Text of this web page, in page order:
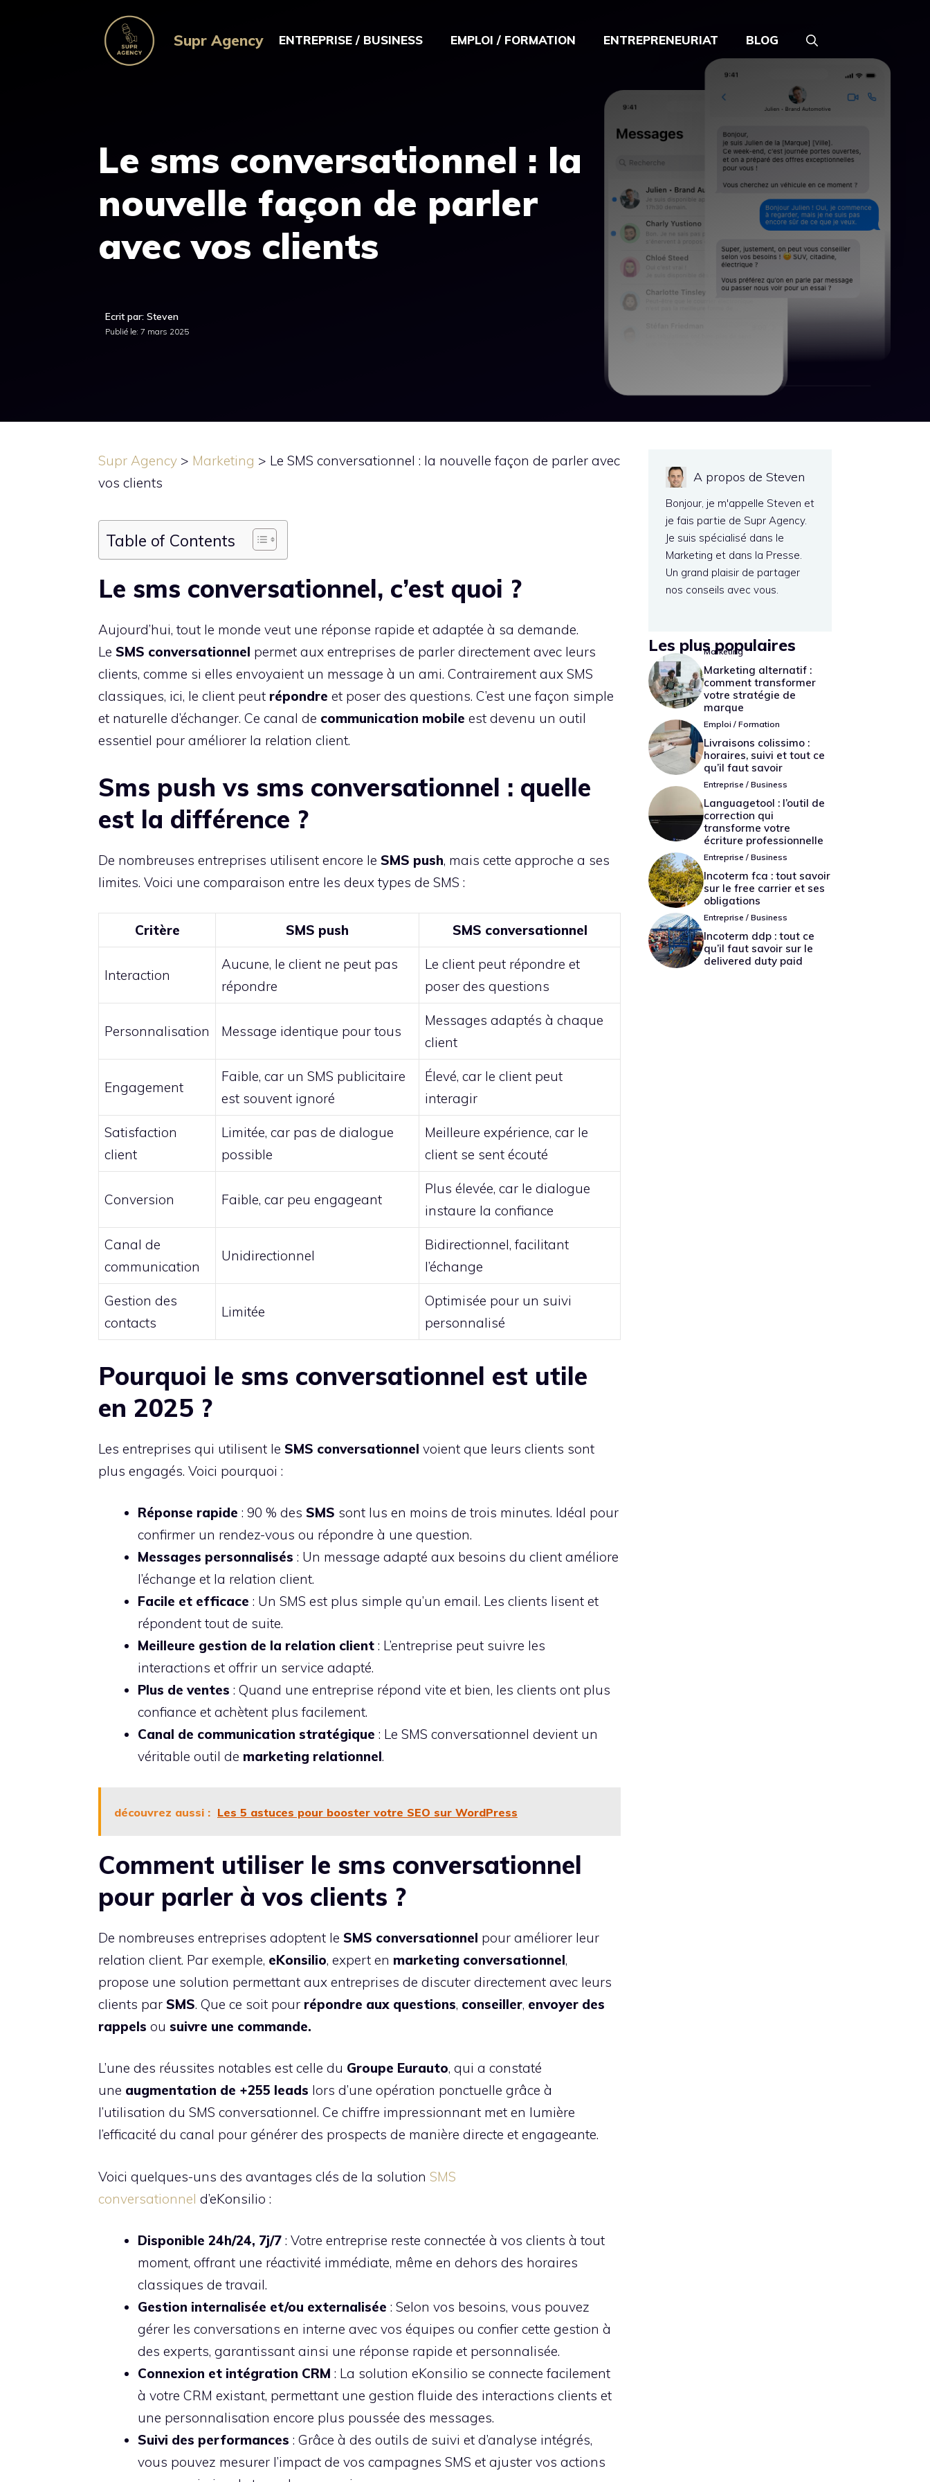
Supr Agency ENTREPRISE / BUSINESS EMPLOI / FORMATION ENTREPRENEURIAT BLOG
Le sms conversationnel : la
nouvelle façon de parler
avec vos clients
Ecrit par: Steven
Publié le: 7 mars 2025
Supr Agency > Marketing > Le SMS conversationnel : la nouvelle façon de parler avec
vos clients
Table of Contents
Le sms conversationnel, c’est quoi ?
Aujourd’hui, tout le monde veut une réponse rapide et adaptée à sa demande.
Le SMS conversationnel permet aux entreprises de parler directement avec leurs
clients, comme si elles envoyaient un message à un ami. Contrairement aux SMS
classiques, ici, le client peut répondre et poser des questions. C’est une façon simple
et naturelle d’échanger. Ce canal de communication mobile est devenu un outil
essentiel pour améliorer la relation client.
Sms push vs sms conversationnel : quelle
est la différence ?
De nombreuses entreprises utilisent encore le SMS push, mais cette approche a ses
limites. Voici une comparaison entre les deux types de SMS :
Critère SMS push SMS conversationnel
Interaction
Aucune, le client ne peut pas
répondre
Le client peut répondre et
poser des questions
Personnalisation Message identique pour tous
Messages adaptés à chaque
client
Engagement
Faible, car un SMS publicitaire
est souvent ignoré
Élevé, car le client peut
interagir
Satisfaction
client
Limitée, car pas de dialogue
possible
Meilleure expérience, car le
client se sent écouté
Conversion Faible, car peu engageant
Plus élevée, car le dialogue
instaure la confiance
Canal de
communication
Unidirectionnel
Bidirectionnel, facilitant
l’échange
Gestion des
contacts
Limitée
Optimisée pour un suivi
personnalisé
Pourquoi le sms conversationnel est utile
en 2025 ?
Les entreprises qui utilisent le SMS conversationnel voient que leurs clients sont
plus engagés. Voici pourquoi :
Réponse rapide : 90 % des SMS sont lus en moins de trois minutes. Idéal pour
confirmer un rendez-vous ou répondre à une question.
Messages personnalisés : Un message adapté aux besoins du client améliore
l’échange et la relation client.
Facile et efficace : Un SMS est plus simple qu’un email. Les clients lisent et
répondent tout de suite.
Meilleure gestion de la relation client : L’entreprise peut suivre les
interactions et offrir un service adapté.
Plus de ventes : Quand une entreprise répond vite et bien, les clients ont plus
confiance et achètent plus facilement.
Canal de communication stratégique : Le SMS conversationnel devient un
véritable outil de marketing relationnel.
découvrez aussi : Les 5 astuces pour booster votre SEO sur WordPress
Comment utiliser le sms conversationnel
pour parler à vos clients ?
De nombreuses entreprises adoptent le SMS conversationnel pour améliorer leur
relation client. Par exemple, eKonsilio, expert en marketing conversationnel,
propose une solution permettant aux entreprises de discuter directement avec leurs
clients par SMS. Que ce soit pour répondre aux questions, conseiller, envoyer des
rappels ou suivre une commande.
L’une des réussites notables est celle du Groupe Eurauto, qui a constaté
une augmentation de +255 leads lors d’une opération ponctuelle grâce à
l’utilisation du SMS conversationnel. Ce chiffre impressionnant met en lumière
l’efficacité du canal pour générer des prospects de manière directe et engageante.
Voici quelques-uns des avantages clés de la solution SMS
conversationnel d’eKonsilio :
Disponible 24h/24, 7j/7 : Votre entreprise reste connectée à vos clients à tout
moment, offrant une réactivité immédiate, même en dehors des horaires
classiques de travail.
Gestion internalisée et/ou externalisée : Selon vos besoins, vous pouvez
gérer les conversations en interne avec vos équipes ou confier cette gestion à
des experts, garantissant ainsi une réponse rapide et personnalisée.
Connexion et intégration CRM : La solution eKonsilio se connecte facilement
à votre CRM existant, permettant une gestion fluide des interactions clients et
une personnalisation encore plus poussée des messages.
Suivi des performances : Grâce à des outils de suivi et d’analyse intégrés,
vous pouvez mesurer l’impact de vos campagnes SMS et ajuster vos actions
A propos de Steven
Bonjour, je m'appelle Steven et
je fais partie de Supr Agency.
Je suis spécialisé dans le
Marketing et dans la Presse.
Un grand plaisir de partager
nos conseils avec vous.
Les plus populaires
Marketing
Marketing alternatif :
comment transformer
votre stratégie de
marque
Emploi / Formation
Livraisons colissimo :
horaires, suivi et tout ce
qu’il faut savoir
Entreprise / Business
Languagetool : l’outil de
correction qui
transforme votre
écriture professionnelle
Entreprise / Business
Incoterm fca : tout savoir
sur le free carrier et ses
obligations
Entreprise / Business
Incoterm ddp : tout ce
qu’il faut savoir sur le
delivered duty paid